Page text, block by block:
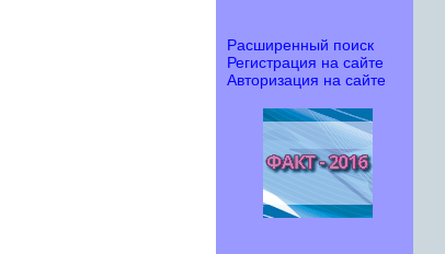
Расширенный поиск
Регистрация на сайте
Авторизация на сайте